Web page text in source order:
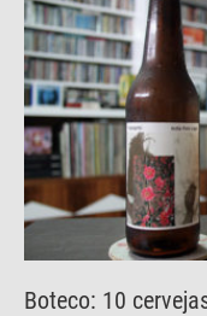
Boteco: 10